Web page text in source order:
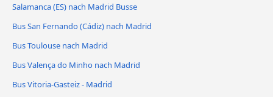
Salamanca (ES) nach Madrid Busse
Bus San Fernando (Cádiz) nach Madrid
Bus Toulouse nach Madrid
Bus Valença do Minho nach Madrid
Bus Vitoria-Gasteiz - Madrid